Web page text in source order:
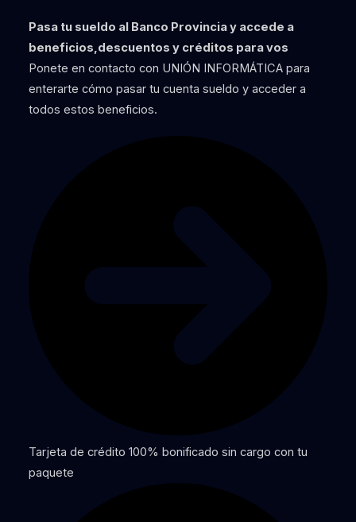
Pasa tu sueldo al Banco Provincia y accede a
beneficios,descuentos y créditos para vos
Ponete en contacto con UNIÓN INFORMÁTICA para
enterarte cómo pasar tu cuenta sueldo y acceder a
todos estos beneficios.
Tarjeta de crédito 100% bonificado sin cargo con tu
paquete